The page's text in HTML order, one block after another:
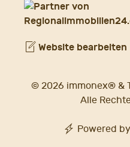
Website bearbeiten
© 2026 immonex® &
Alle
Powered by